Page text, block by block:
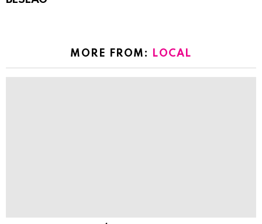
MORE FROM: LOCAL